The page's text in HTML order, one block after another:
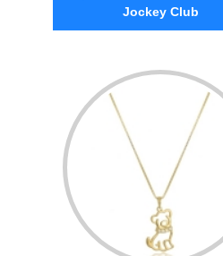
Jockey Club